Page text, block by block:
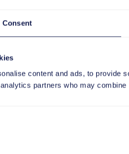
Consent
content and ads, to provide
partners who may